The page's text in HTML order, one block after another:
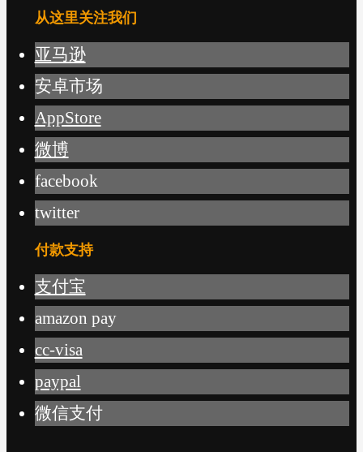
从这里关注我们
亚马逊
安卓市场
AppStore
微博
facebook
twitter
付款支持
支付宝
amazon pay
cc-visa
paypal
微信支付